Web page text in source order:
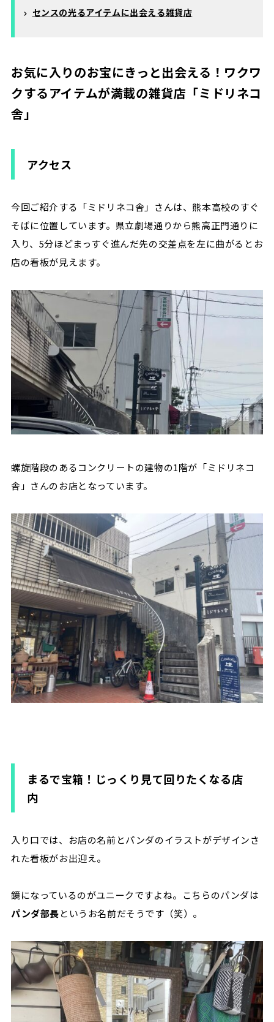
センスの光るアイテムに出会える雑貨店
お気に入りのお宝にきっと出会える！ワクワ
クするアイテムが満載の雑貨店「ミドリネコ
舎」
アクセス
今回ご紹介する「ミドリネコ舎」さんは、熊本高校のすぐ
そばに位置しています。県立劇場通りから熊高正門通りに
入り、5分ほどまっすぐ進んだ先の交差点を左に曲がるとお
店の看板が見えます。
螺旋階段のあるコンクリートの建物の1階が「ミドリネコ
舎」さんのお店となっています。
まるで宝箱！じっくり見て回りたくなる店
内
入り口では、お店の名前とパンダのイラストがデザインさ
れた看板がお出迎え。
鏡になっているのがユニークですよね。こちらのパンダは
パンダ部長というお名前だそうです（笑）。